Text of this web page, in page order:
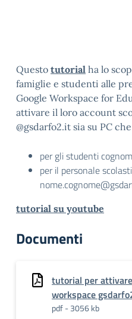
Questo tutorial ha lo
famiglie e studenti alle
Google Workspace for
attivare il loro account
@gsdarfo2.it sia su PC
per gli studenti
per il personale
tutorial su youtube
Documenti
tutorial per
workspace
pdf - 3056 kb